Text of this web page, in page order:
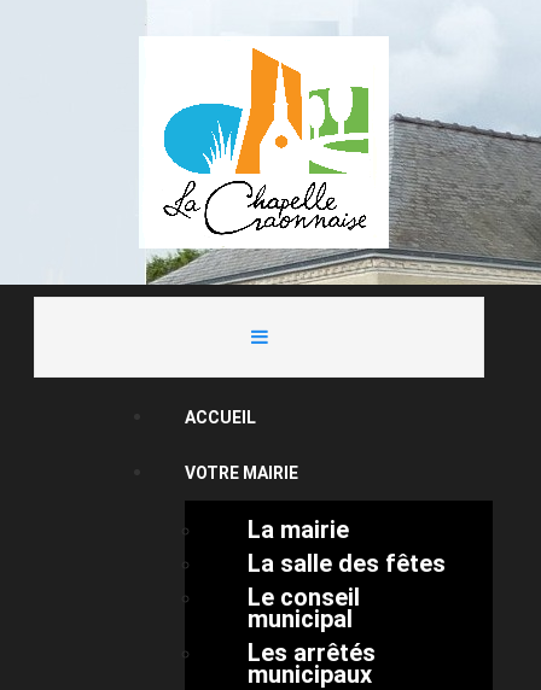
ACCUEIL
VOTRE MAIRIE
La mairie
La salle des fêtes
Le conseil
municipal
Les arrêtés
municipaux